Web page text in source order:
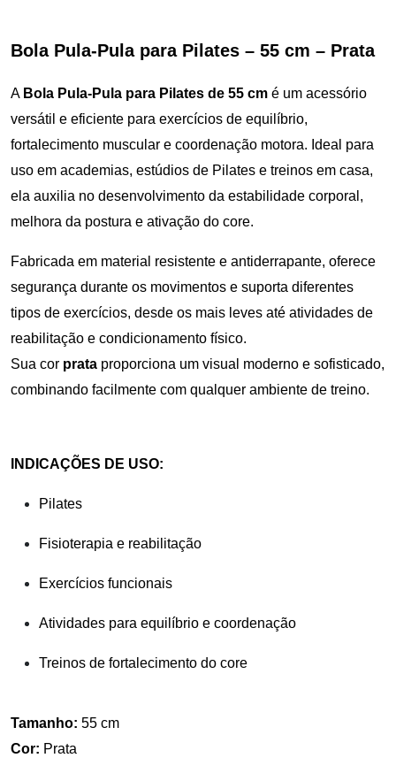
Bola Pula-Pula para Pilates – 55 cm – Prata
A Bola Pula-Pula para Pilates de 55 cm é um acessório
versátil e eficiente para exercícios de equilíbrio,
fortalecimento muscular e coordenação motora. Ideal para
uso em academias, estúdios de Pilates e treinos em casa,
ela auxilia no desenvolvimento da estabilidade corporal,
melhora da postura e ativação do core.
Fabricada em material resistente e antiderrapante, oferece
segurança durante os movimentos e suporta diferentes
tipos de exercícios, desde os mais leves até atividades de
reabilitação e condicionamento físico.
Sua cor prata proporciona um visual moderno e sofisticado,
combinando facilmente com qualquer ambiente de treino.
INDICAÇÕES DE USO:
Pilates
Fisioterapia e reabilitação
Exercícios funcionais
Atividades para equilíbrio e coordenação
Treinos de fortalecimento do core
Tamanho: 55 cm
Cor: Prata